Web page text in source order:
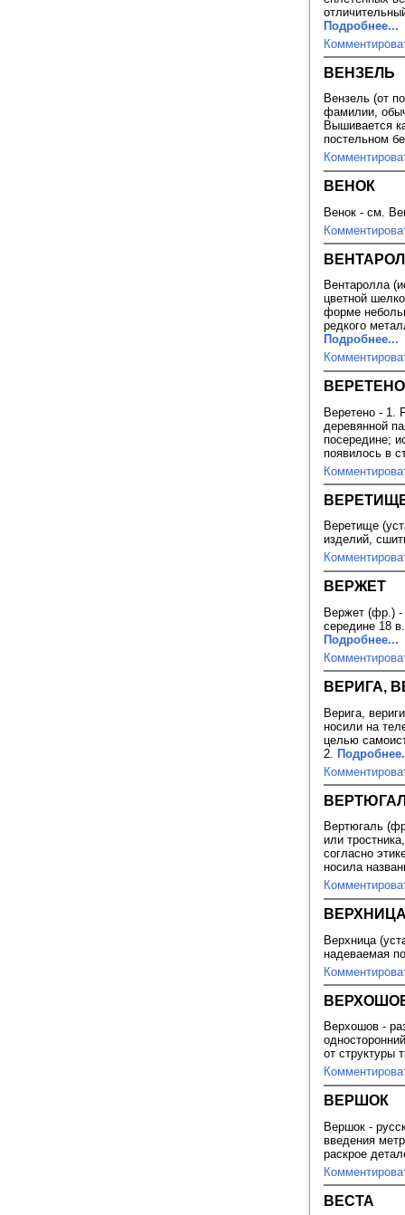
Подробнее...
ВЕНЗЕЛЬ
Вензель (от
фамилии,
Вышивается
постельном
ВЕНОК
Венок - см.
Вентаролла
цветной
форме
редкого
Подробнее...
ВЕРЕТЕНО
Веретено - 1.
деревянной
посередине;
появилось в
Веретище
изделий,
ВЕРЖЕТ
Вержет (фр.) -
середине 18
Подробнее...
ВЕРИГА,
Верига,
носили на
целью
2.
Вертюгаль
или
согласно
носила
Верхница
надеваемая
Верхошов -
от структуры
ВЕРШОК
Вершок -
введения
раскрое
ВЕСТА